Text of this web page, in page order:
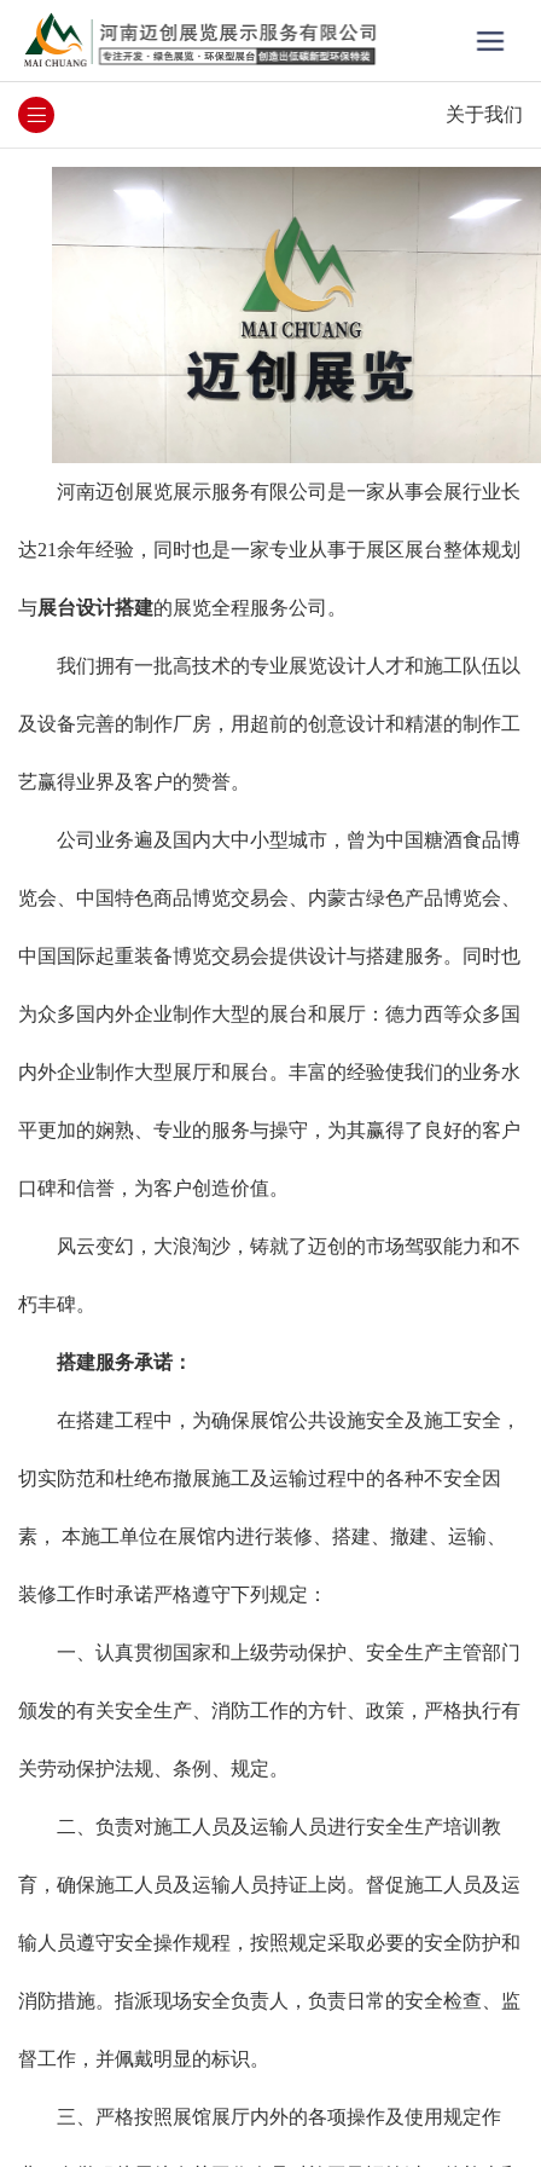
关于我们
河南迈创展览展示服务有限公司是一家从事会展行业长
达21余年经验，同时也是一家专业从事于展区展台整体规划
与展台设计搭建的展览全程服务公司。
我们拥有一批高技术的专业展览设计人才和施工队伍以
及设备完善的制作厂房，用超前的创意设计和精湛的制作工
艺赢得业界及客户的赞誉。
公司业务遍及国内大中小型城市，曾为中国糖酒食品博
览会、中国特色商品博览交易会、内蒙古绿色产品博览会、
中国 国际起重装备博览交易会提供设计与搭建服务。同时也
为众多国内外企业制作大型的展台和展厅：德力西等众多国
内外企业制作大型展厅和展台。丰富的经验使我们的业务水
平更加的娴熟、专业的服务与操守，为其赢得了良好的客户
口碑和信誉，为客户创造价值。
风云变幻，大浪淘沙，铸就了迈创的市场驾驭能力和不
朽丰碑。
搭建服务承诺：
在搭建工程中，为确保展馆公共设施安全及施工安全，
切实防范和杜绝布撤展施工及运输过程中的各种不安全因
素， 本施工单位在展馆内进行装修、搭建、撤建、运输、
装修工作时承诺严格遵守下列规定：
一、认真贯彻国家和上级劳动保护、安全生产主管部门
颁发的有关安全生产、消防工作的方针、政策，严格执行有
关劳动保护法规、条例、规定。
二、负责对施工人员及运输人员进行安全生产培训教
育，确保施工人员及运输人员持证上岗。督促施工人员及运
输人员遵守安全操作规程，按照规定采取必要的安全防护和
消防措施。指派现场安全负责人，负责日常的安全检查、监
督工作，并佩戴明显的标识。
三、严格按照展馆展厅内外的各项操作及使用规定作